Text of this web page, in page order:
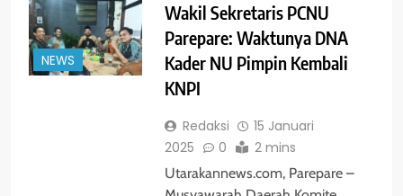
NEWS
Wakil Sekretaris PCNU
Parepare: Waktunya DNA
Kader NU Pimpin Kembali
KNPI
Redaksi
15 Januari
2025
0 2 mins
Utarakannews.com, Parepare –